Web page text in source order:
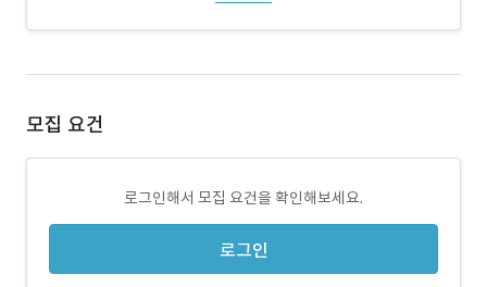
모집 요건
로그인해서 모집 요건을 확인해보세요.
로그인